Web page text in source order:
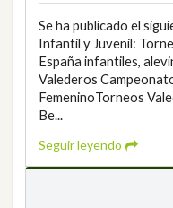
Se ha publicado el
Infantil y Juvenil:
España infantiles,
Valederos
FemeninoTorneos
Be...
Seguir leyendo